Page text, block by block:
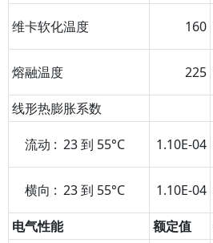
维卡软化温度 160
熔融温度 225
线形热膨胀系数
流动 : 23 到 55°C 1.10E-04
横向 : 23 到 55°C 1.10E-04
电气性能
额定值